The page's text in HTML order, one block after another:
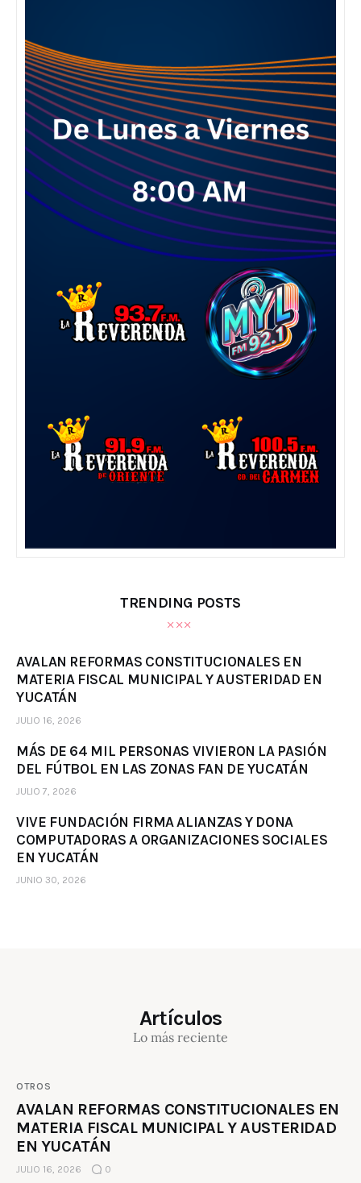
TRENDING POSTS
AVALAN REFORMAS CONSTITUCIONALES EN
MATERIA FISCAL MUNICIPAL Y AUSTERIDAD EN
YUCATÁN
JULIO 16, 2026
MÁS DE 64 MIL PERSONAS VIVIERON LA PASIÓN
DEL FÚTBOL EN LAS ZONAS FAN DE YUCATÁN
JULIO 7, 2026
VIVE FUNDACIÓN FIRMA ALIANZAS Y DONA
COMPUTADORAS A ORGANIZACIONES SOCIALES
EN YUCATÁN
JUNIO 30, 2026
Artículos
Lo más reciente
OTROS
AVALAN REFORMAS CONSTITUCIONALES EN
MATERIA FISCAL MUNICIPAL Y AUSTERIDAD
EN YUCATÁN
JULIO 16, 2026 0